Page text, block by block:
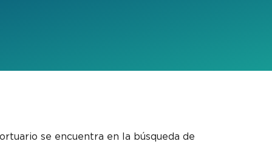
se encuentra en la búsqueda de